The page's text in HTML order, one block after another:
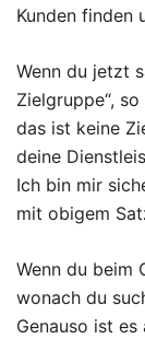
Kunden finden
Wenn du jetzt
Zielgruppe“,
das ist keine
deine
Ich bin mir
mit obigem
Wenn du beim
wonach du
Genauso ist